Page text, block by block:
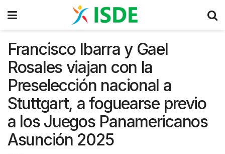
Francisco Ibarra y Gael
Rosales viajan con la
Preselección nacional a
Stuttgart, a foguearse previo
a los Juegos Panamericanos
Asunción 2025